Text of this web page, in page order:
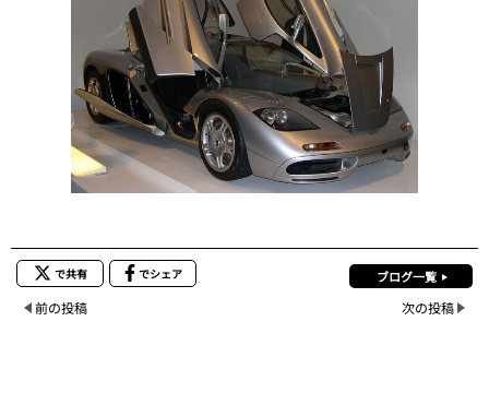
で共有 でシェア ブログ一覧
前の投稿 次の投稿